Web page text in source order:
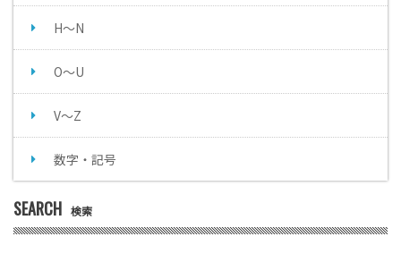
H～N
O～U
V～Z
数字・記号
SEARCH 検索